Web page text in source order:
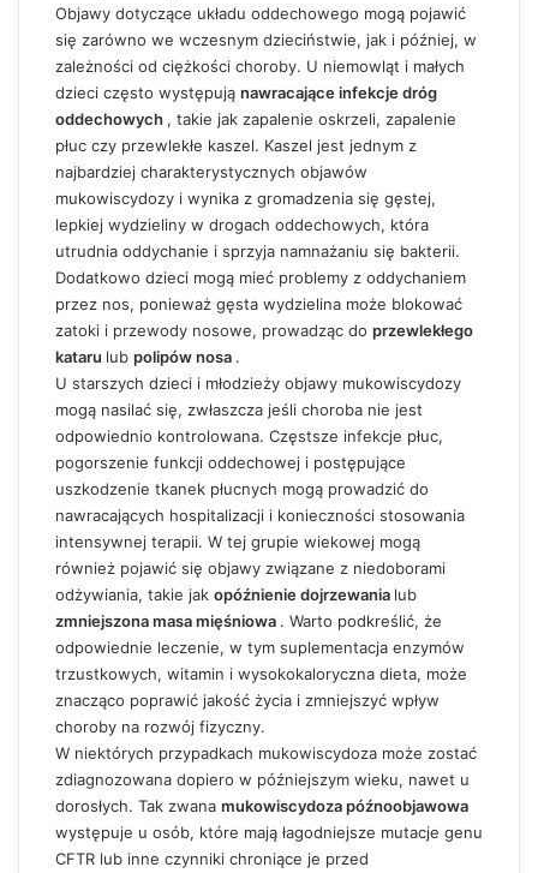
Objawy dotyczące układu oddechowego mogą pojawić
się zarówno we wczesnym dzieciństwie, jak i później, w
zależności od ciężkości choroby. U niemowląt i małych
dzieci często występują nawracające infekcje dróg
oddechowych , takie jak zapalenie oskrzeli, zapalenie
płuc czy przewlekłe kaszel. Kaszel jest jednym z
najbardziej charakterystycznych objawów
mukowiscydozy i wynika z gromadzenia się gęstej,
lepkiej wydzieliny w drogach oddechowych, która
utrudnia oddychanie i sprzyja namnażaniu się bakterii.
Dodatkowo dzieci mogą mieć problemy z oddychaniem
przez nos, ponieważ gęsta wydzielina może blokować
zatoki i przewody nosowe, prowadząc do przewlekłego
kataru lub polipów nosa .
U starszych dzieci i młodzieży objawy mukowiscydozy
mogą nasilać się, zwłaszcza jeśli choroba nie jest
odpowiednio kontrolowana. Częstsze infekcje płuc,
pogorszenie funkcji oddechowej i postępujące
uszkodzenie tkanek płucnych mogą prowadzić do
nawracających hospitalizacji i konieczności stosowania
intensywnej terapii. W tej grupie wiekowej mogą
również pojawić się objawy związane z niedoborami
odżywiania, takie jak opóźnienie dojrzewania lub
zmniejszona masa mięśniowa . Warto podkreślić, że
odpowiednie leczenie, w tym suplementacja enzymów
trzustkowych, witamin i wysokokaloryczna dieta, może
znacząco poprawić jakość życia i zmniejszyć wpływ
choroby na rozwój fizyczny.
W niektórych przypadkach mukowiscydoza może zostać
zdiagnozowana dopiero w późniejszym wieku, nawet u
dorosłych. Tak zwana mukowiscydoza późnoobjawowa
występuje u osób, które mają łagodniejsze mutacje genu
CFTR lub inne czynniki chroniące je przed